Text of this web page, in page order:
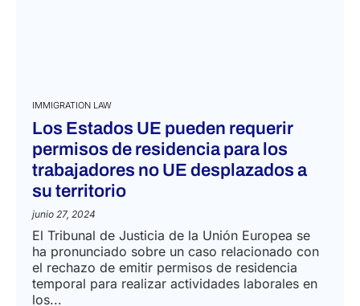
IMMIGRATION LAW
Los Estados UE pueden requerir
permisos de residencia para los
trabajadores no UE desplazados a
su territorio
junio 27, 2024
El Tribunal de Justicia de la Unión Europea se
ha pronunciado sobre un caso relacionado con
el rechazo de emitir permisos de residencia
temporal para realizar actividades laborales en
los...